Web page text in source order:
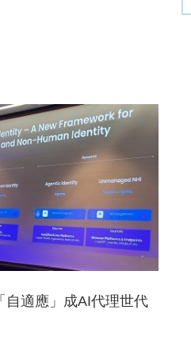
自適應」成AI代理世代